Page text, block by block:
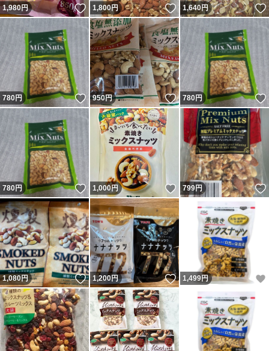
1,980円 いいね！
1,800円 いいね！
1,640円
780円 いいね！
950円 いいね！
780円
780円 いいね！
1,000円 いいね！
799円
1,080円 いいね！
1,200円 いいね！
1,499円